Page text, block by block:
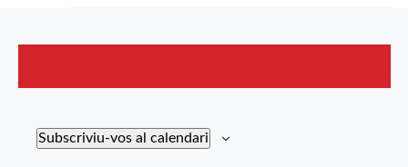
Subscriviu-vos al calendari